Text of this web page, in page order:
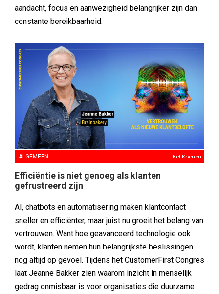
aandacht, focus en aanwezigheid belangrijker zijn dan
constante bereikbaarheid.
ALGEMEEN Kel Koenen
Efficiëntie is niet genoeg als klanten
gefrustreerd zijn
AI, chatbots en automatisering maken klantcontact
sneller en efficiënter, maar juist nu groeit het belang van
vertrouwen. Want hoe geavanceerd technologie ook
wordt, klanten nemen hun belangrijkste beslissingen
nog altijd op gevoel. Tijdens het CustomerFirst Congres
laat Jeanne Bakker zien waarom inzicht in menselijk
gedrag onmisbaar is voor organisaties die duurzame